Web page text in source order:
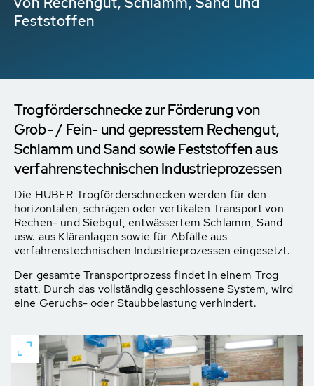
Feststoffen
Trogförderschnecke zur Förderung von
Grob- / Fein- und gepresstem Rechengut,
Schlamm und Sand sowie Feststoffen aus
verfahrenstechnischen Industrieprozessen
Die HUBER Trogförderschnecken werden für den
horizontalen, schrägen oder vertikalen Transport von
Rechen- und Siebgut, entwässertem Schlamm, Sand
usw. aus Kläranlagen sowie für Abfälle aus
verfahrenstechnischen Industrieprozessen eingesetzt.
Der gesamte Transportprozess findet in einem Trog
statt. Durch das vollständig geschlossene System, wird
eine Geruchs- oder Staubbelastung verhindert.